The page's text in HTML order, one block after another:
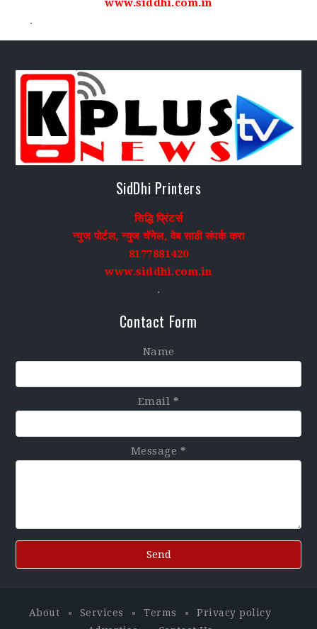
.
SidDhi Printers
सिद्धि प्रिंटर्स
न्युज पोर्टल, न्युज चॅनेल, वेब साठी संपर्क करा
8177881420
www.siddhi.com.in
.
Contact Form
Name
Email *
Message *
About Services Terms
Privacy policy